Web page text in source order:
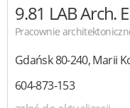
9.81 LABArch.
Pracownie
Gdańsk80-240,Marii
604-873-153